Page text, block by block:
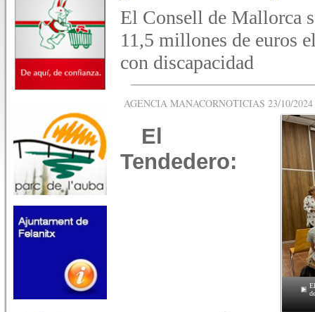
El Consell de Mallorca
11,5 millones de euros
con discapacidad
AGENCIA MANACORNOTICIAS 23/10/
El
Tendedero: